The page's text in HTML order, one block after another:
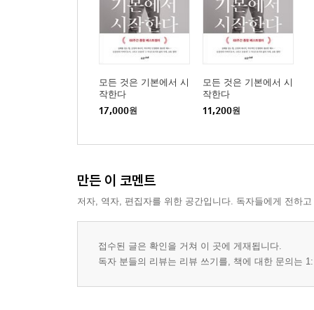
모든 것은 기본에서 시
작한다
17,000원
모든 것은 기본에서 시
작한다
11,200원
만든 이 코멘트
저자, 역자, 편집자를 위한 공간입니다. 독자들에게 전하
접수된 글은 확인을 거쳐 이 곳에 게재됩니다.
독자 분들의 리뷰는 리뷰 쓰기를, 책에 대한 문의는